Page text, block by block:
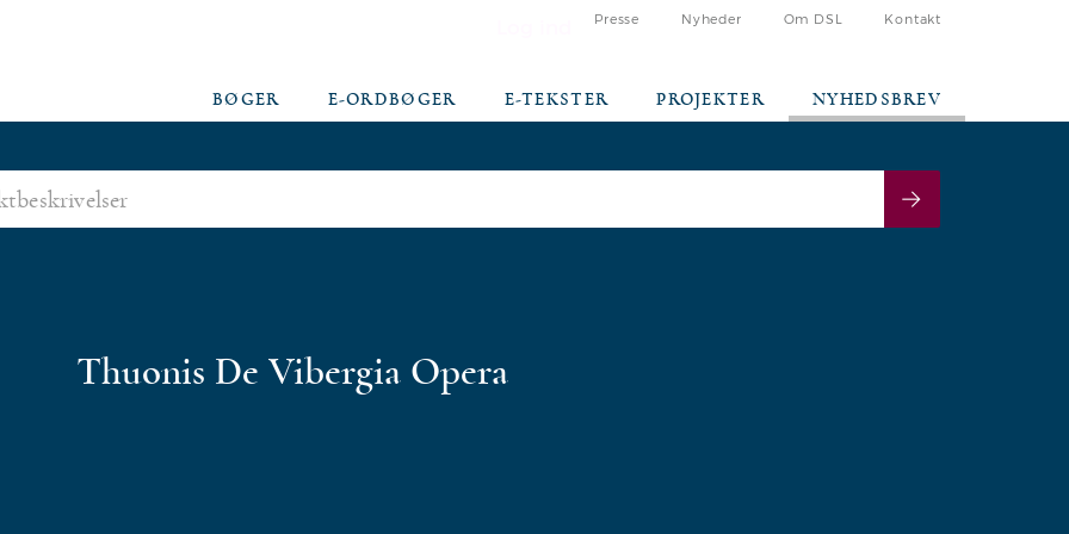
Presse Nyheder Om DSL Kontakt
BØGER E-ORDBØGER E-TEKSTER PROJEKTER NYHEDSBREV
Thuonis De Vibergia Opera